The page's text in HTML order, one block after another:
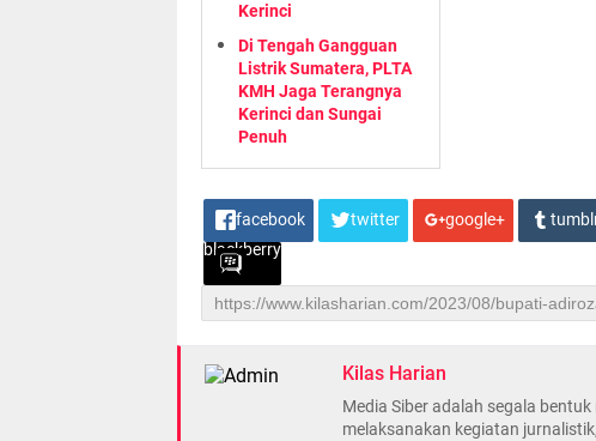
Kerinci
Di Tengah Gangguan
Listrik Sumatera, PLTA
KMH Jaga Terangnya
Kerinci dan Sungai
Penuh
facebook twitter google+
blackberry
Kilas Harian
Media Siber adalah segala
melaksanakan kegiatan